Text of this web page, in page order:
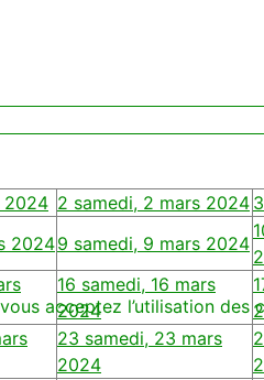
2024 2 samedi, 2 mars 2024 3
20249 samedi, 9 mars 2024
16 samedi, 16 mars
2024
23 samedi, 23 mars
2024
acceptez l’utilisation des